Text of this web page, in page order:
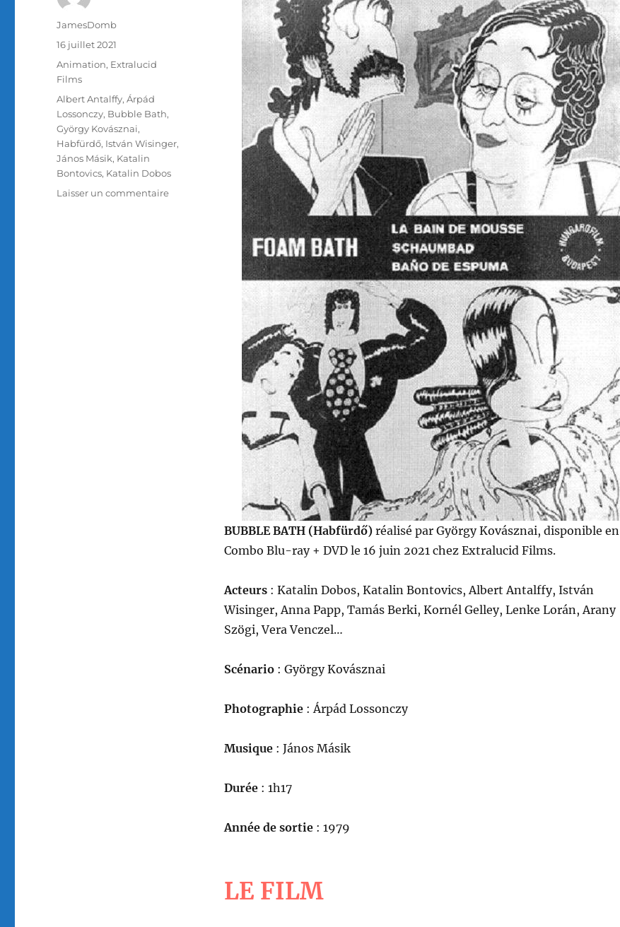
BUBBLE BATH (Habfürdő)réalisé par György Kovásznai, disponible en
Combo Blu-ray + DVD le 16 juin 2021 chez Extralucid Films.
Acteurs: Katalin Dobos, Katalin Bontovics, Albert Antalffy, István
Wisinger, Anna Papp, Tamás Berki, Kornél Gelley, Lenke Lorán, Arany
Szögi, Vera Venczel…
Scénario: György Kovásznai
Photographie: Árpád Lossonczy
Musique: János Másik
Durée: 1h17
Année de sortie : 1979
LE FILM
Auteur
JamesDomb
Publié
16 juillet 2021
Catégories
Animation, Extralucid
Films
Étiquettes
Albert Antalffy,Árpád
Lossonczy, Bubble Bath,
György Kovásznai,
Habfürdő, István Wisinger,
János Másik, Katalin
Bontovics, Katalin Dobos
Laisser un commentairesur